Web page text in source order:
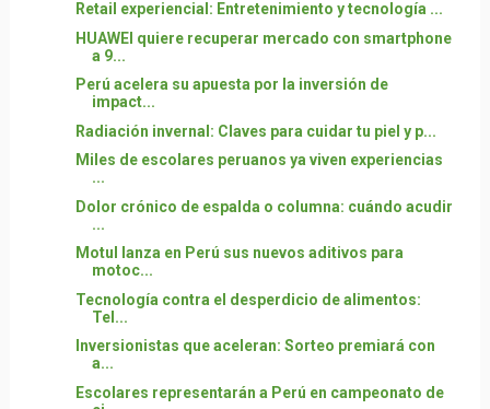
Retail experiencial: Entretenimiento y tecnología ...
HUAWEI quiere recuperar mercado con smartphone
a 9...
Perú acelera su apuesta por la inversión de
impact...
Radiación invernal: Claves para cuidar tu piel y p...
Miles de escolares peruanos ya viven experiencias
...
Dolor crónico de espalda o columna: cuándo acudir
...
Motul lanza en Perú sus nuevos aditivos para
motoc...
Tecnología contra el desperdicio de alimentos:
Tel...
Inversionistas que aceleran: Sorteo premiará con
a...
Escolares representarán a Perú en campeonato de